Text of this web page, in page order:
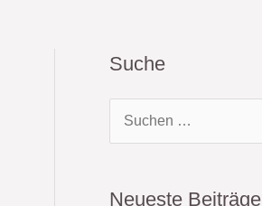
Suche
Neueste Beiträge